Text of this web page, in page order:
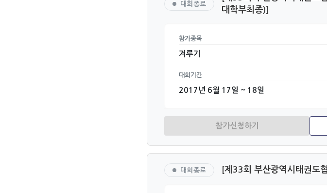
대회종료
대학부최종)]
참가종목
겨루기
대회기간
2017년 6월 17일 ~ 18일
대회종료 [제33회 부산광역시태권도